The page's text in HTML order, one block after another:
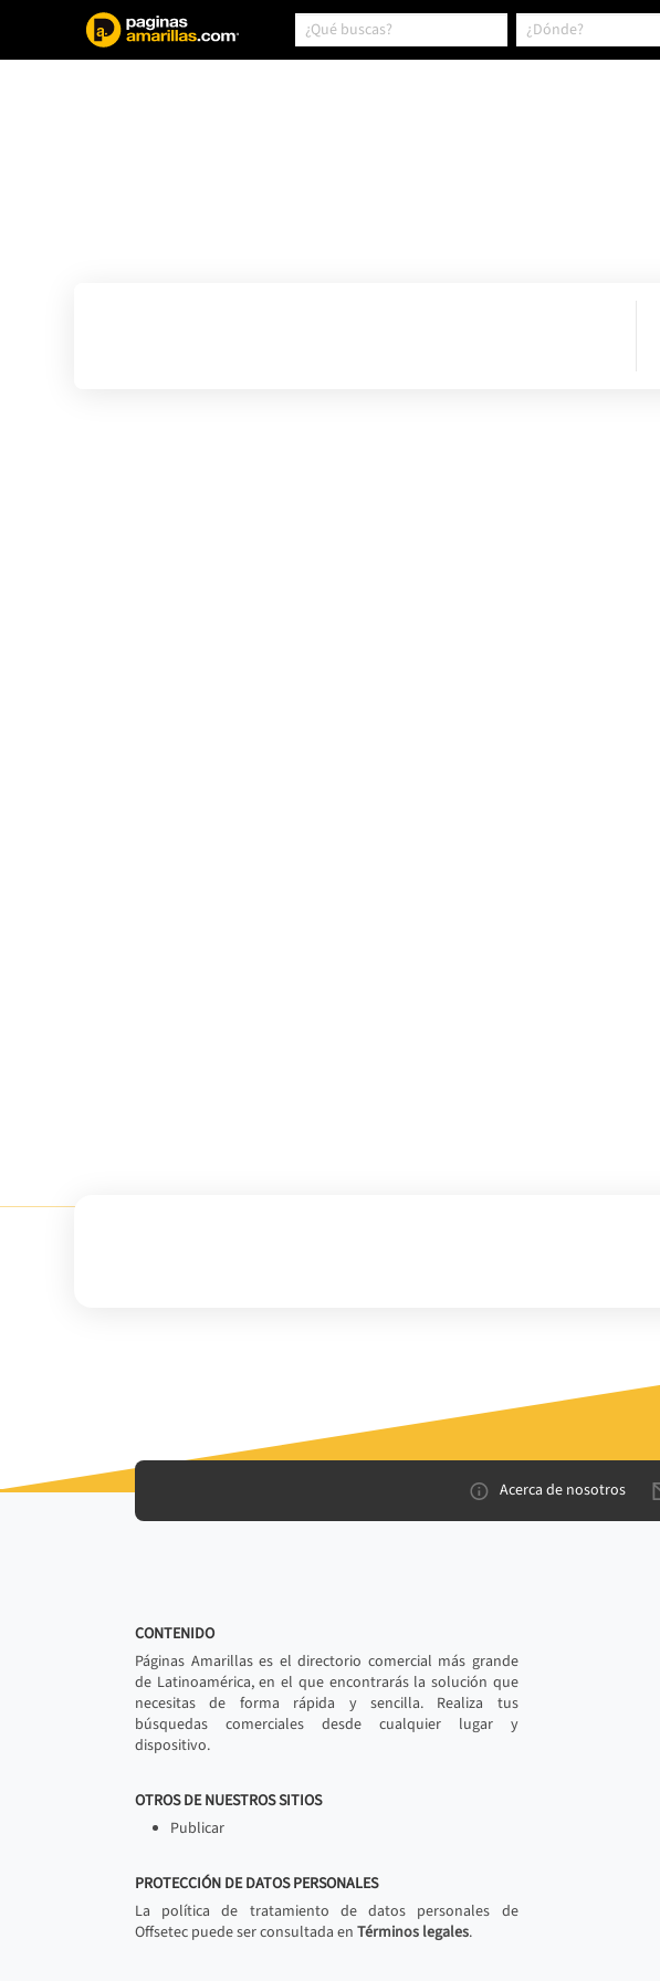
Acerca de nosotros
CONTENIDO
Páginas Amarillas es el directorio comercial más grande
de Latinoamérica, en el que encontrarás la solución que
necesitas de forma rápida y sencilla. Realiza tus
búsquedas comerciales desde cualquier lugar y
dispositivo.
OTROS DE NUESTROS SITIOS
Publicar
PROTECCIÓN DE DATOS PERSONALES
La política de tratamiento de datos personales de
Offsetec puede ser consultada en Términos legales.